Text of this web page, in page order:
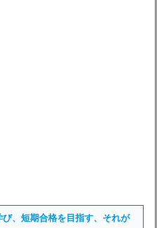
、短期合格を目指す、それが